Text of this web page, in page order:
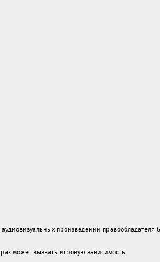
произведений правообладателя
может вызвать игровую зависимость.